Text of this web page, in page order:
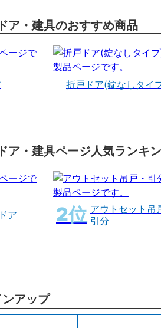
ア・建具のおすすめ商品
折戸ドア(錠なしタイ
ア・建具ページ人気ランキ
ア
アウトセット吊
引分
アップ